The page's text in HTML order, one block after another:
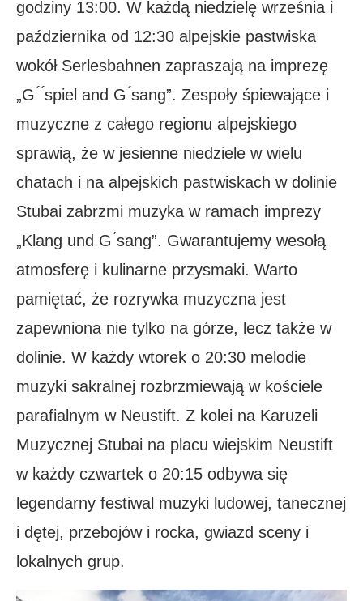
godziny 13:00. W każdą niedzielę września i
października od 12:30 alpejskie pastwiska
wokół Serlesbahnen zapraszają na imprezę
„G ́ ́spiel and G ́sang”. Zespoły śpiewające i
muzyczne z całego regionu alpejskiego
sprawią, że w jesienne niedziele w wielu
chatach i na alpejskich pastwiskach w dolinie
Stubai zabrzmi muzyka w ramach imprezy
„Klang und G ́sang”. Gwarantujemy wesołą
atmosferę i kulinarne przysmaki. Warto
pamiętać, że rozrywka muzyczna jest
zapewniona nie tylko na górze, lecz także w
dolinie. W każdy wtorek o 20:30 melodie
muzyki sakralnej rozbrzmiewają w kościele
parafialnym w Neustift. Z kolei na Karuzeli
Muzycznej Stubai na placu wiejskim Neustift
w każdy czwartek o 20:15 odbywa się
legendarny festiwal muzyki ludowej, tanecznej
i dętej, przebojów i rocka, gwiazd sceny i
lokalnych grup.